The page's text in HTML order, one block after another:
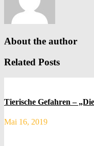
About the author
Related Posts
Tierische Gefahren –
Mai 16, 2019